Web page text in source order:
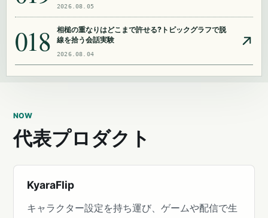
2026.08.05
018
相槌の重なりはどこまで許せる?トピックグラフで脱
線を拾う会話実験
2026.08.04
NOW
代表プロダクト
KyaraFlip
キャラクター設定を持ち運び、ゲームや配信で生